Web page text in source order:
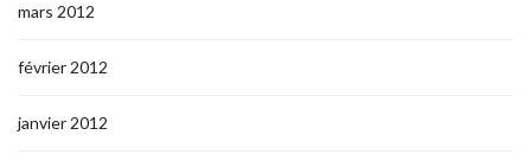
mars 2012
février 2012
janvier 2012